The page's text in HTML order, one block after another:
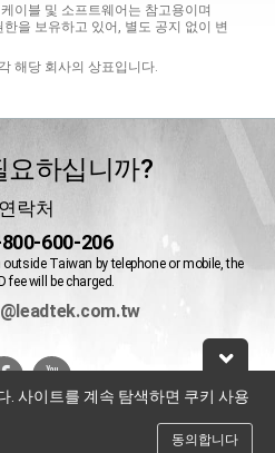
이블 및 소프트웨어는 참고용이며
을 보유하고 있어, 별도 공지 없이 변
해당 회사의 상표입니다.
요하십니까?
연락처
600-206
Taiwan by telephone or mobile, the
fee will be charged.
. 사이트를 계속 탐색하면 쿠키 사용
동의합니다